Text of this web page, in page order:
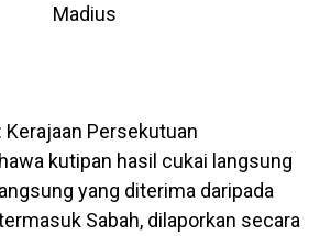
Madius
Kerajaan Persekutuan
kutipan hasil cukai langsung
yang diterima daripada
Sabah, dilaporkan secara